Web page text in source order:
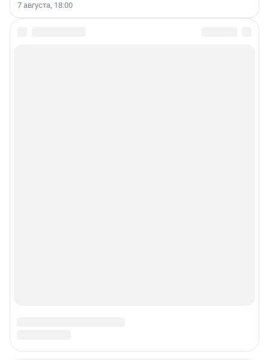
7 августа, 18:00